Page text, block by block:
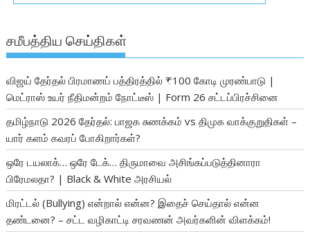
சமீபத்திய செய்திகள்
விஜய் தேர்தல் பிரமாணப் பத்திரத்தில் ₹100 கோடி முரண்பாடு |
மெட்ராஸ் உயர் நீதிமன்றம் நோட்டீஸ் | Form 26 சட்டப்பிரச்சினை
தமிழ்நாடு 2026 தேர்தல்: பாஜக சுணக்கம் vs திமுக வாக்குறுதிகள் –
யார் களம் கவரப் போகிறார்கள்?
ஒரே டயலாக்… ஒரே டேக்… திருமாவை அசிங்கப்படுத்தினாரா
பிரேமலதா? | Black & White அரசியல்
மிரட்டல் (Bullying) என்றால் என்ன? இதைச் செய்தால் என்ன
தண்டனை? – சட்ட வழிகாட்டி சரவணன் அவர்களின் விளக்கம்!